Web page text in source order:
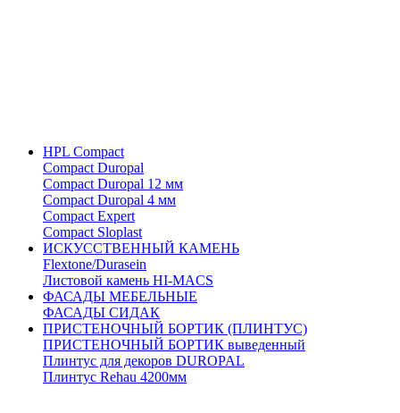
HPL Compact
Compact Duropal
Compact Duropal 12 мм
Compact Duropal 4 мм
Compact Expert
Compact Sloplast
ИСКУССТВЕННЫЙ КАМЕНЬ
Flextone/Durasein
Листовой камень HI-MACS
ФАСАДЫ МЕБЕЛЬНЫЕ
ФАСАДЫ СИДАК
ПРИСТЕНОЧНЫЙ БОРТИК (ПЛИНТУС)
ПРИСТЕНОЧНЫЙ БОРТИК выведенный
Плинтус для декоров DUROPAL
Плинтус Rehau 4200мм